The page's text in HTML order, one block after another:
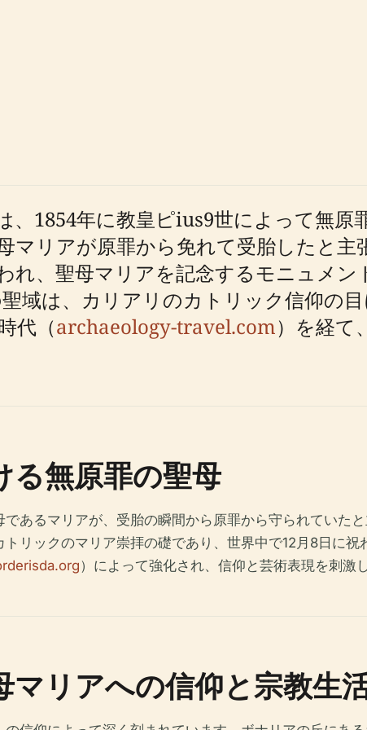
、1854年に教皇ピius9世によって無原
マリアが原罪から免れて受胎したと
れ、聖母マリアを記念するモニュメ
域は、カリアリのカトリック信仰の
代（archaeology-travel.com）を経て
る無原罪の聖母
あるマリアが、受胎の瞬間から原罪から守られていた
リックのマリア崇拝の礎であり、世界中で12月8日に祝
）によって強化され、信仰と芸術表現を刺激
マリアへの信仰と宗教生